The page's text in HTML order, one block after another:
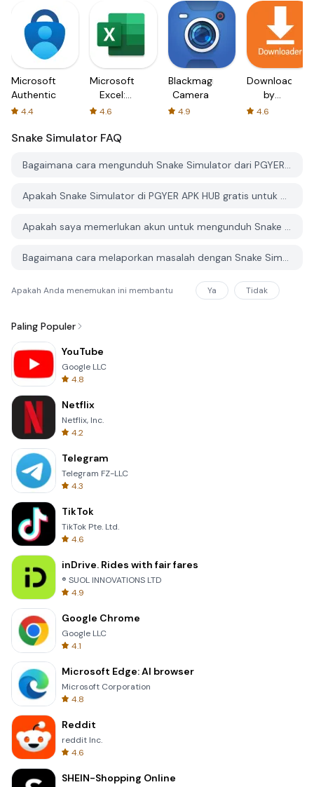
Microsoft
Authenticator
4.4
Microsoft
Excel:
Spreadsheets
4.6
Blackmagic
Camera
4.9
Downloader
by
AFTVnews
4.6
Snake Simulator FAQ
Bagaimana cara mengunduh Snake Simulator dari PGYER APK HUB?
Apakah Snake Simulator di PGYER APK HUB gratis untuk diunduh?
Apakah saya memerlukan akun untuk mengunduh Snake Simulator dari PGYER APK HUB?
Bagaimana cara melaporkan masalah dengan Snake Simulator di PGYER APK HUB?
Apakah Anda menemukan ini membantu Ya Tidak
Paling Populer
YouTube
Google LLC
4.8
Netflix
Netflix, Inc.
4.2
Telegram
Telegram FZ-LLC
4.3
TikTok
TikTok Pte. Ltd.
4.6
inDrive. Rides with fair fares
® SUOL INNOVATIONS LTD
4.9
Google Chrome
Google LLC
4.1
Microsoft Edge: AI browser
Microsoft Corporation
4.8
Reddit
reddit Inc.
4.6
SHEIN-Shopping Online